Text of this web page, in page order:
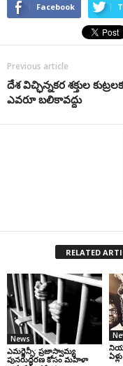
Facebook
Previous article
దేశ విచ్ఛిన్నకర శక్తుల
ఎవరూ బలికావద్దు
RELATED
News
ఎమర్జెన్సీ: ప్రజాస్వామ్య
పునరుద్ధరణ కోసం మహిళా
ఏళ్లు